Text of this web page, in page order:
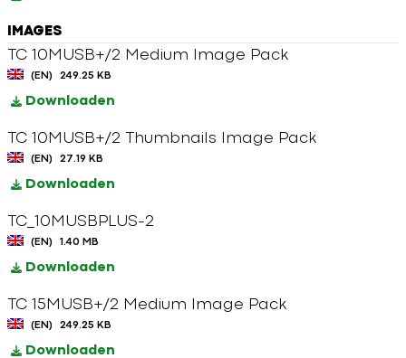
IMAGES
TC 10MUSB+/2 Medium Image Pack
(EN) 249.25 KB
Downloaden
TC 10MUSB+/2 Thumbnails Image Pack
(EN) 27.19 KB
Downloaden
TC_10MUSBPLUS-2
(EN) 1.40 MB
Downloaden
TC 15MUSB+/2 Medium Image Pack
(EN) 249.25 KB
Downloaden